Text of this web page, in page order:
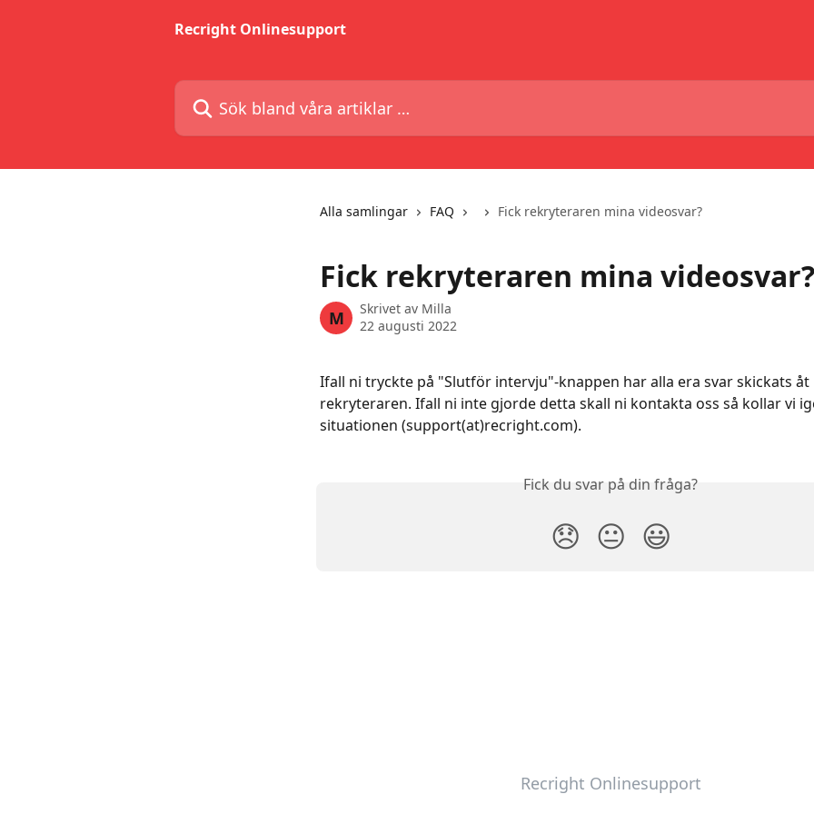
Recright Onlinesupport
Sök bland våra artiklar …
Alla samlingar FAQ Fick rekryteraren mina videosvar?
Fick rekryteraren mina videosvar?
M Skrivet av Milla
22 augusti 2022
Ifall ni tryckte på "Slutför intervju"-knappen har alla era svar skickats åt
rekryteraren. Ifall ni inte gjorde detta skall ni kontakta oss så kollar vi
situationen (support(at)recright.com).
Fick du svar på din fråga?
😞 😐 😃
Recright Onlinesupport